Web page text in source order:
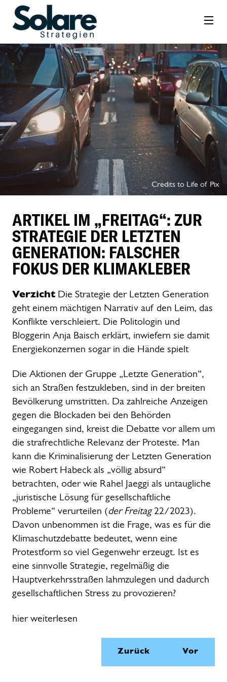
Credits to Life of Pix
ARTIKEL IM „FREITAG“: ZUR
STRATEGIE DER LETZTEN
GENERATION: FALSCHER
FOKUS DER KLIMAKLEBER
Verzicht Die Strategie der Letzten Generation
geht einem mächtigen Narrativ auf den Leim, das
Konflikte verschleiert. Die Politologin und
Bloggerin Anja Baisch erklärt, inwiefern sie damit
Energiekonzernen sogar in die Hände spielt
Die Aktionen der Gruppe „Letzte Generation“,
sich an Straßen festzukleben, sind in der breiten
Bevölkerung umstritten. Da zahlreiche Anzeigen
gegen die Blockaden bei den Behörden
eingegangen sind, kreist die Debatte vor allem um
die strafrechtliche Relevanz der Proteste. Man
kann die Kriminalisierung der Letzten Generation
wie Robert Habeck als „völlig absurd“
betrachten, oder wie Rahel Jaeggi als untaugliche
„juristische Lösung für gesellschaftliche
Probleme“ verurteilen (der Freitag22/2023).
Davon unbenommen ist die Frage, was es für die
Klimaschutzdebatte bedeutet, wenn eine
Protestform so viel Gegenwehr erzeugt. Ist es
eine sinnvolle Strategie, regelmäßig die
Hauptverkehrsstraßen lahmzulegen und dadurch
gesellschaftlichen Stress zu provozieren?
hier weiterlesen
Zurück Vor